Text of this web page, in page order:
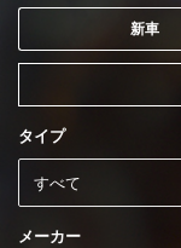
新車
タイプ
メーカー